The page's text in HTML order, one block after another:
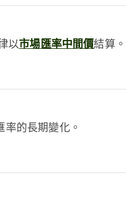
以市場匯率中間價結算。
的長期變化。